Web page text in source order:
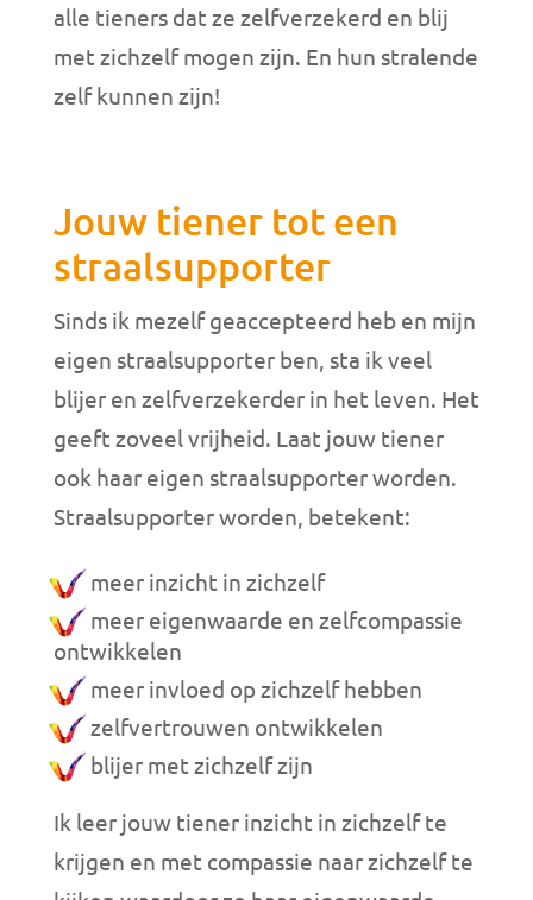
alle tieners dat ze zelfverzekerd en blij
met zichzelf mogen zijn. En hun stralende
zelf kunnen zijn!
Jouw tiener tot een
straalsupporter
Sinds ik mezelf geaccepteerd heb en mijn
eigen straalsupporter ben, sta ik veel
blijer en zelfverzekerder in het leven. Het
geeft zoveel vrijheid. Laat jouw tiener
ook haar eigen straalsupporter worden.
Straalsupporter worden, betekent:
meer inzicht in zichzelf
meer eigenwaarde en zelfcompassie
ontwikkelen
meer invloed op zichzelf hebben
zelfvertrouwen ontwikkelen
blijer met zichzelf zijn
Ik leer jouw tiener inzicht in zichzelf te
krijgen en met compassie naar zichzelf te